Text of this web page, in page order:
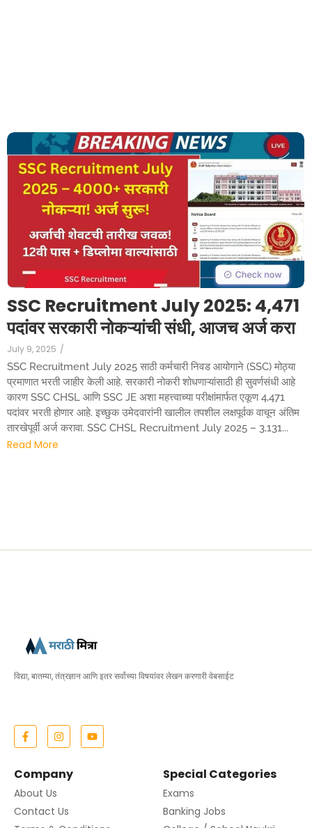
SSC Recruitment July 2025: 4,471
पदांवर सरकारी नोकऱ्यांची संधी, आजच अर्ज करा
July 9, 2025 /
SSC Recruitment July 2025 साठी कर्मचारी निवड आयोगाने (SSC) मोठ्या
प्रमाणात भरती जाहीर केली आहे. सरकारी नोकरी शोधणाऱ्यांसाठी ही सुवर्णसंधी आहे
कारण SSC CHSL आणि SSC JE अशा महत्त्वाच्या परीक्षांमार्फत एकूण 4,471
पदांवर भरती होणार आहे. इच्छुक उमेदवारांनी खालील तपशील लक्षपूर्वक वाचून अंतिम
तारखेपूर्वी अर्ज करावा. SSC CHSL Recruitment July 2025 – 3,131...
Read More
विद्या, बातम्या, तंत्रज्ञान आणि इतर सर्वांच्या विषयांवर लेखन करणारी वेबसाईट
Company
About Us
Contact Us
Special Categories
Exams
Banking Jobs